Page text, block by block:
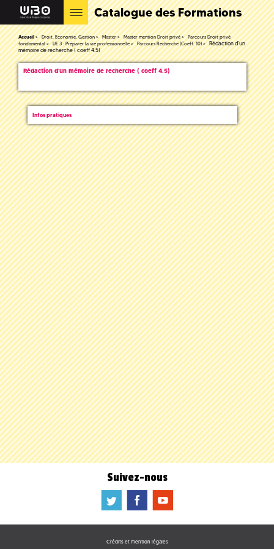
Catalogue des Formations
Accueil Droit, Economie, Gestion Master Master mention Droit privé
Parcours Droit privé
fondamental
UE 3 : Préparer la vie professionnelle Parcours Recherche (Coeff. 10)
Rédaction d'un
mémoire de recherche ( coeff 4.5)
Rédaction d'un mémoire de recherche ( coeff 4.5)
Infos pratiques
Suivez-nous
a b f
Crédits et mention légales